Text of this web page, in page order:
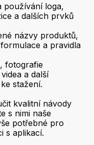
používání loga,
a dalších prvků
názvy produktů,
a pravidla
fotografie
a další
stažení.
kvalitní návody
s nimi naše
potřebné pro
s aplikací.